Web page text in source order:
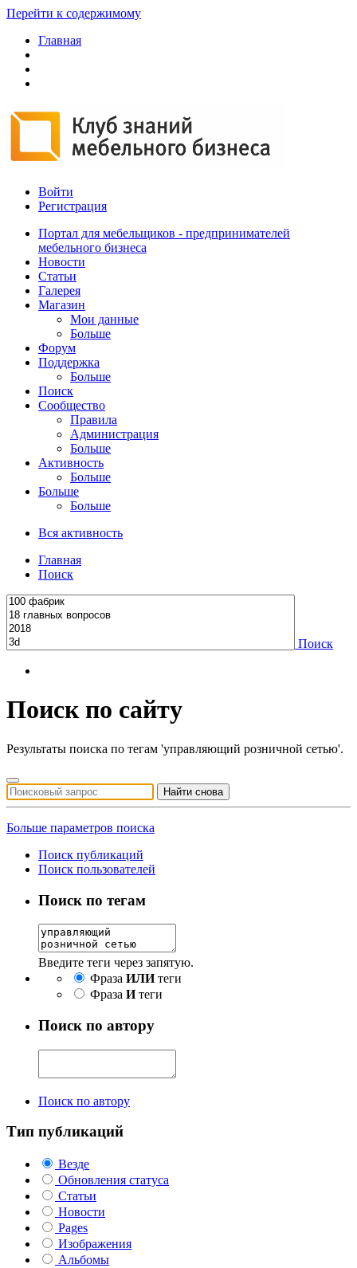
Перейти к содержимому
Главная
Войти
Регистрация
Портал для мебельщиков - предпринимателей
мебельного бизнеса
Новости
Статьи
Галерея
Магазин
Мои данные
Больше
Форум
Поддержка
Больше
Поиск
Сообщество
Правила
Администрация
Больше
Активность
Больше
Больше
Больше
Вся активность
Главная
Поиск
Поиск
Поиск по сайту
Результаты поиска по тегам 'управляющий розничной сетью'.
Найти снова
Больше параметров поиска
Поиск публикаций
Поиск пользователей
Поиск по тегам
Введите теги через запятую.
Фраза ИЛИтеги
Фраза Итеги
Поиск по автору
Поиск по автору
Тип публикаций
Везде
Обновления статуса
Статьи
Новости
Pages
Изображения
Альбомы